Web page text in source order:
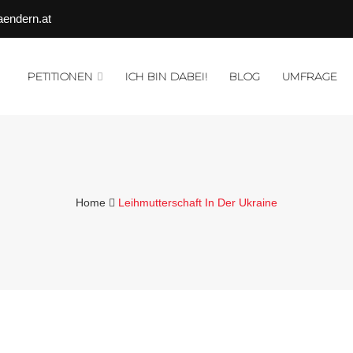
PETITIONEN ICH BIN DABEI! BLOG UMFRAGE
Home Leihmutterschaft In Der Ukraine